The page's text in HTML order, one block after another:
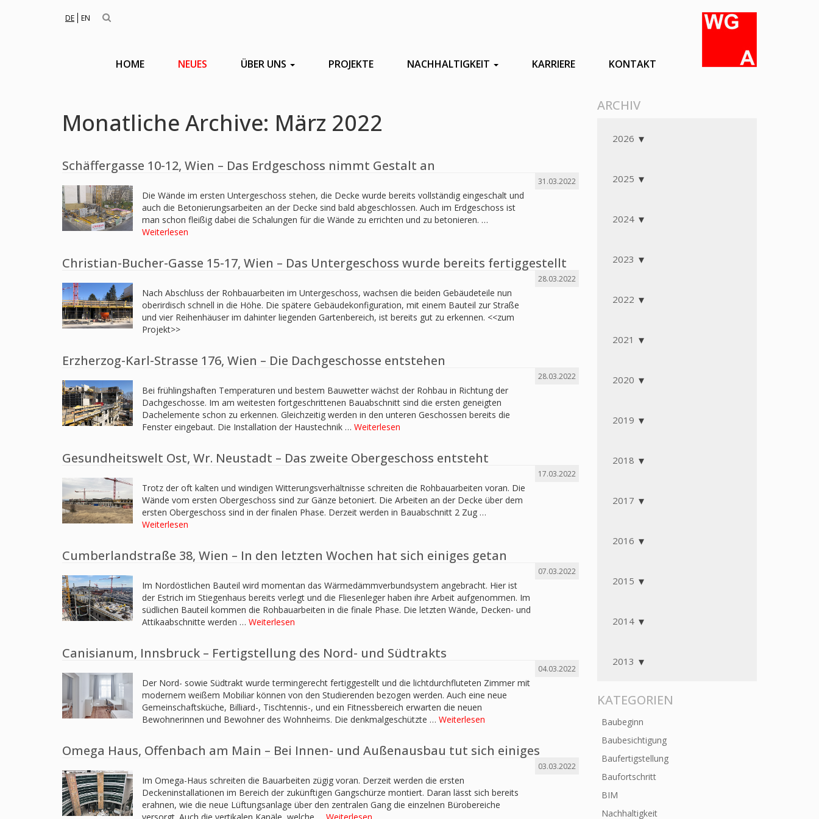
DE EN
HOME NEUES ÜBER UNS PROJEKTE NACHHALTIGKEIT KARRIERE KONTAKT
Monatliche Archive: März 2022
Schäffergasse 10-12, Wien – Das Erdgeschoss nimmt Gestalt an
31.03.2022
Die Wände im ersten Untergeschoss stehen, die Decke wurde bereits vollständig eingeschalt und
auch die Betonierungsarbeiten an der Decke sind bald abgeschlossen. Auch im Erdgeschoss ist
man schon fleißig dabei die Schalungen für die Wände zu errichten und zu betonieren. …
Weiterlesen
Christian-Bucher-Gasse 15-17, Wien – Das Untergeschoss wurde bereits fertiggestellt
28.03.2022
Nach Abschluss der Rohbauarbeiten im Untergeschoss, wachsen die beiden Gebäudeteile nun
oberirdisch schnell in die Höhe. Die spätere Gebäudekonfiguration, mit einem Bauteil zur Straße
und vier Reihenhäuser im dahinter liegenden Gartenbereich, ist bereits gut zu erkennen. <<zum
Projekt>>
Erzherzog-Karl-Strasse 176, Wien – Die Dachgeschosse entstehen
28.03.2022
Bei frühlingshaften Temperaturen und bestem Bauwetter wächst der Rohbau in Richtung der
Dachgeschosse. Im am weitesten fortgeschrittenen Bauabschnitt sind die ersten geneigten
Dachelemente schon zu erkennen. Gleichzeitig werden in den unteren Geschossen bereits die
Fenster eingebaut. Die Installation der Haustechnik …Weiterlesen
Gesundheitswelt Ost, Wr. Neustadt – Das zweite Obergeschoss entsteht
17.03.2022
Trotz der oft kalten und windigen Witterungsverhältnisse schreiten die Rohbauarbeiten voran. Die
Wände vom ersten Obergeschoss sind zur Gänze betoniert. Die Arbeiten an der Decke über dem
ersten Obergeschoss sind in der finalen Phase. Derzeit werden in Bauabschnitt 2 Zug …
Weiterlesen
Cumberlandstraße 38, Wien – In den letzten Wochen hat sich einiges getan
07.03.2022
Im Nordöstlichen Bauteil wird momentan das Wärmedämmverbundsystem angebracht. Hier ist
der Estrich im Stiegenhaus bereits verlegt und die Fliesenleger haben ihre Arbeit aufgenommen. Im
südlichen Bauteil kommen die Rohbauarbeiten in die finale Phase. Die letzten Wände, Decken- und
Attikaabschnitte werden …Weiterlesen
Canisianum, Innsbruck – Fertigstellung des Nord- und Südtrakts
04.03.2022
Der Nord- sowie Südtrakt wurde termingerecht fertiggestellt und die lichtdurchfluteten Zimmer mit
modernem weißem Mobiliar können von den Studierenden bezogen werden. Auch eine neue
Gemeinschaftsküche, Billiard-, Tischtennis-, und ein Fitnessbereich erwarten die neuen
Bewohnerinnen und Bewohner des Wohnheims. Die denkmalgeschützte …Weiterlesen
Omega Haus, Offenbach am Main – Bei Innen- und Außenausbau tut sich einiges
03.03.2022
Im Omega-Haus schreiten die Bauarbeiten zügig voran. Derzeit werden die ersten
Deckeninstallationen im Bereich der zukünftigen Gangschürze montiert. Daran lässt sich bereits
erahnen, wie die neue Lüftungsanlage über den zentralen Gang die einzelnen Bürobereiche
ARCHIV
2026
2025
2024
2023
2022
2021
2020
2019
2018
2017
2016
2015
2014
2013
KATEGORIEN
Baubeginn
Baubesichtigung
Baufertigstellung
Baufortschritt
BIM
Nachhaltigkeit